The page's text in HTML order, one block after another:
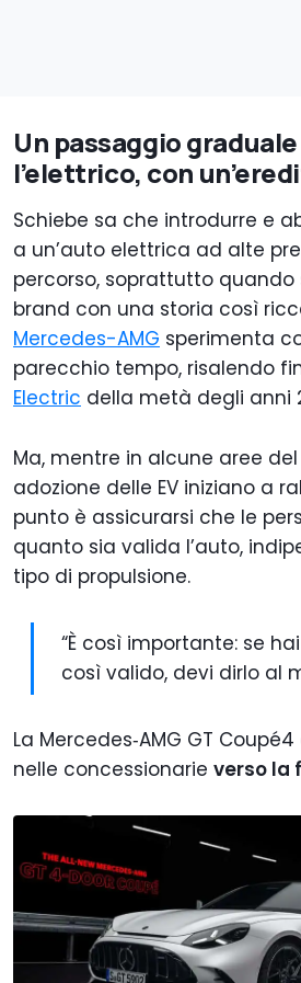
Un passaggio
l’elettrico, con
Schiebe sa che introdurre e
a un’auto elettrica ad alte
percorso, soprattutto quando
brand con una storia così
Mercedes-AMG sperimenta
parecchio tempo, risalendo
Electric della metà degli anni
Ma, mentre in alcune aree
adozione delle EV iniziano a
punto è assicurarsi che le
quanto sia valida l’auto,
tipo di propulsione.
“È così importante: se
così valido, devi dirlo al
La Mercedes‑AMG GT
nelle concessionarie verso la